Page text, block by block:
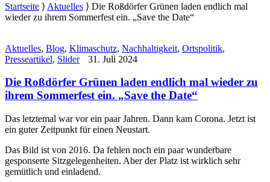
Startseite ⟩ Aktuelles ⟩ Die Roßdörfer Grünen laden endlich mal
wieder zu ihrem Sommerfest ein. „Save the Date“
Aktuelles, Blog, Klimaschutz, Nachhaltigkeit, Ortspolitik,
Presseartikel, Slider 31. Juli 2024
Die Roßdörfer Grünen laden endlich mal wieder zu
ihrem Sommerfest ein. „Save the Date“
Das letztemal war vor ein paar Jahren. Dann kam Corona. Jetzt ist
ein guter Zeitpunkt für einen Neustart.
Das Bild ist von 2016. Da fehlen noch ein paar wunderbare
gesponserte Sitzgelegenheiten. Aber der Platz ist wirklich sehr
gemütlich und einladend.